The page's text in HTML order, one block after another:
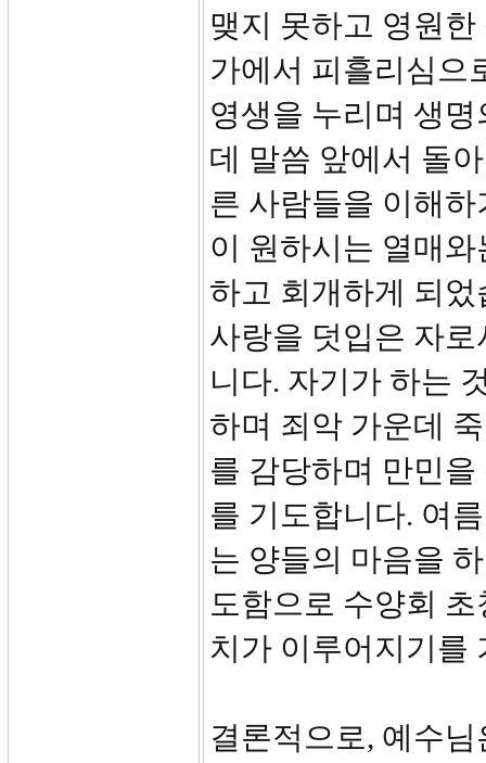
맺지 못하고 영원
가에서 피흘리심으
영생을 누리며 생
데 말씀 앞에서 돌
른 사람들을 이해
이 원하시는 열매
하고 회개하게 되
사랑을 덧입은 자
니다. 자기가 하는
하며 죄악 가운데
를 감당하며 만민
를 기도합니다. 여
는 양들의 마음을
도함으로 수양회
치가 이루어지기를
결론적으로, 예수